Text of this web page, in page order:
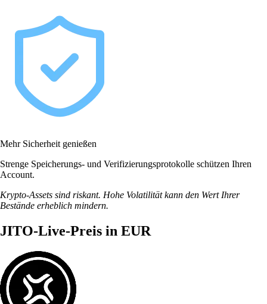
Mehr Sicherheit genießen
Strenge Speicherungs- und Verifizierungsprotokolle schützen Ihren
Account.
Krypto-Assets sind riskant. Hohe Volatilität kann den Wert Ihrer
Bestände erheblich mindern.
JITO-Live-Preis in EUR